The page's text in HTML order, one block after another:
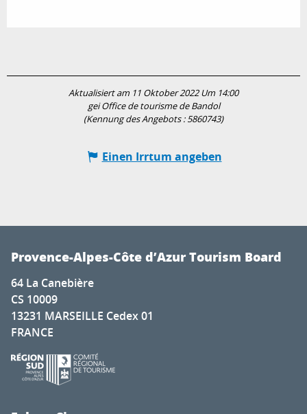
Aktualisiert am 11 Oktober 2022 Um 14:00
gei Office de tourisme de Bandol
(Kennung des Angebots :5860743)
Einen Irrtum angeben
Provence-Alpes-Côte d’Azur Tourism Board
64 La Canebière
CS 10009
13231 MARSEILLE Cedex 01
FRANCE